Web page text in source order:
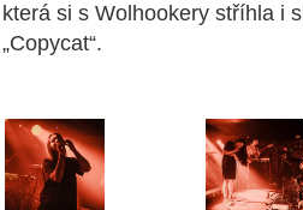
která si s Wolhookery stříhla i
„Copycat“.